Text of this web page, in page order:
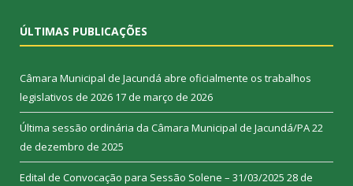
ÚLTIMAS PUBLICAÇÕES
Câmara Municipal de Jacundá abre oficialmente os trabalhos
legislativos de 2026 17 de março de 2026
Última sessão ordinária da Câmara Municipal de Jacundá/PA22
de dezembro de 2025
Edital de Convocação para Sessão Solene – 31/03/2025 28 de